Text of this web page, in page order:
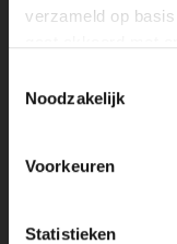
verzameld op
Noodzakelijk
Voorkeuren
Statistieken